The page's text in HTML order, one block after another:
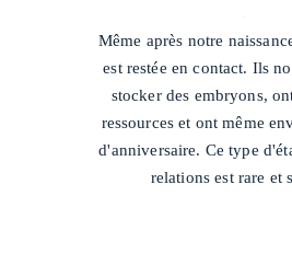
Même après notre
est restée en contact. Ils
stocker des embryons,
ressources et ont même
d'anniversaire. Ce type
relations est rare et